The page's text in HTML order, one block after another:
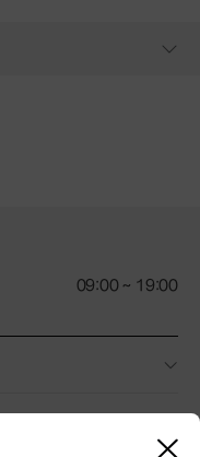
닫
09:00 ~ 19:00